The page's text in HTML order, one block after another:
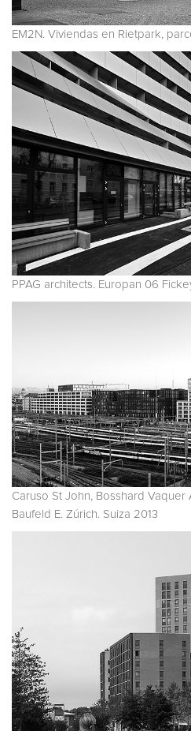
EM2N. Viviendas en Rietpark,
PPAG architects. Europan 06
Caruso St John, Bosshard Vaquer
Baufeld E. Zúrich. Suiza 2013